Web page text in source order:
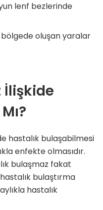
lenf bezlerinde
oluşan yaralar
İlişkide
hastalık bulaşabilmesi
enfekte olmasıdır.
bulaşmaz fakat
bulaştırma
hastalık